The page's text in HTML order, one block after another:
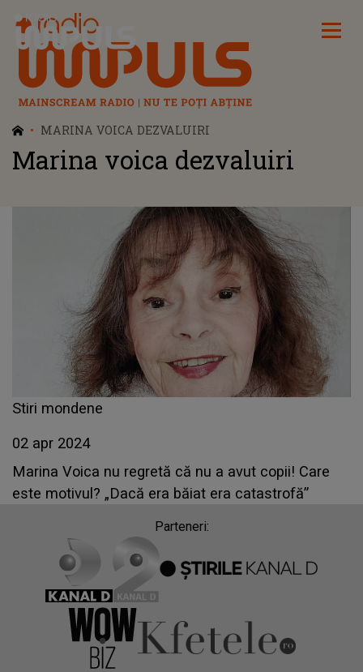
Radio Impuls
MARINA VOICA DEZVALUIRI
Marina voica dezvaluiri
Stiri mondene
02 apr 2024
Marina Voica nu regretă că nu a avut copii! Care
este motivul? „Dacă era băiat era catastrofă”
Parteneri: